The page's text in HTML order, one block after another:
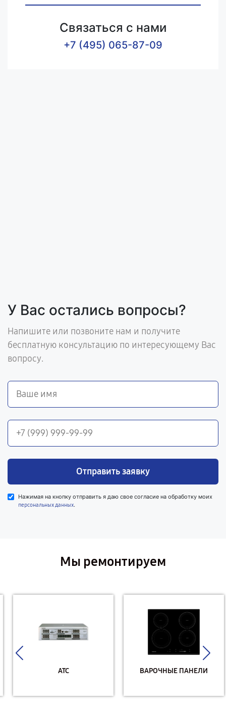
Связаться с нами
+7 (495) 065-87-09
У Вас остались вопросы?
Напишите или позвоните нам и получите
бесплатную консультацию по интересующему Вас
вопросу.
Отправить заявку
Нажимая на кнопку отправить я даю свое согласие на обработку моих
персональных данных.
Мы ремонтируем
АТС ВАРОЧНЫЕ ПАНЕЛИ